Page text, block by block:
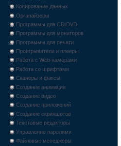
Копирование данных
Органайзеры
Программы для CD/DVD
Программы для мониторов
Программы для печати
Проигрыватели и плееры
Работа с Web-камерами
Работа со шрифтами
Сканеры и факсы
Создание анимации
Создание видео
Создание приложений
Создание скриншотов
Текстовые редакторы
Управление паролями
Файловые менеджеры